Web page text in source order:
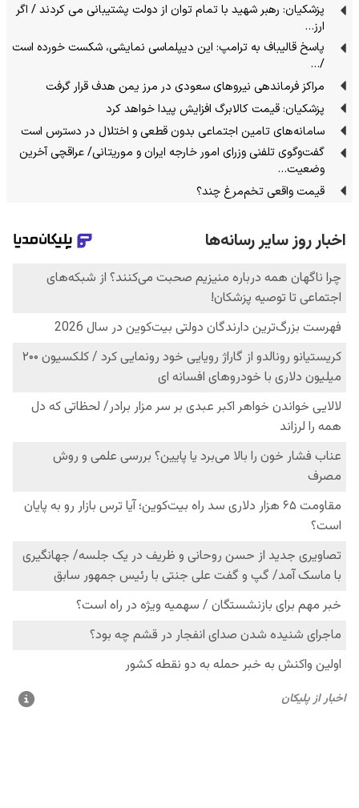
پزشکیان: رهبر شهید با تمام توان از دولت پشتیبانی می کردند / اگر
ارز…
پاسخ قالیباف به ترامپ: این دیپلماسی نمایشی، شکست خورده است
/…
مراکز فرماندهی نیروهای سعودی در مرز یمن هدف قرار گرفت
پزشکیان: قیمت کالابرگ افزایش پیدا خواهد کرد
سامانه‌های تامین اجتماعی بدون قطعی و اختلال در دسترس است
گفت‌وگوی تلفنی وزرای امور خارجه ایران و موریتانی/ عراقچی آخرین
وضعیت…
قیمت واقعی تخم‌مرغ چند؟